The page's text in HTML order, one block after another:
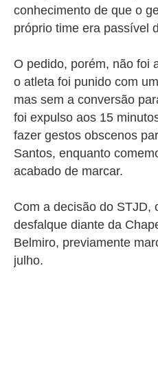
conhecimento de que o
próprio time era passível
O pedido, porém, não foi
o atleta foi punido com
mas sem a conversão
foi expulso aos 15
fazer gestos obscenos
Santos, enquanto
acabado de marcar.
Com a decisão do STJD,
desfalque diante da
Belmiro, previamente
julho.